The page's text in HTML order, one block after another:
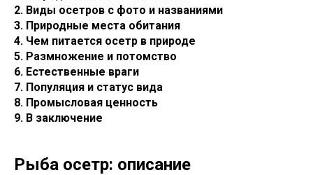
2. Виды осетров с фото и названиями
3. Природные места обитания
4. Чем питается осетр в природе
5. Размножение и потомство
6. Естественные враги
7. Популяция и статус вида
8. Промысловая ценность
9. В заключение
Рыба осетр: описание